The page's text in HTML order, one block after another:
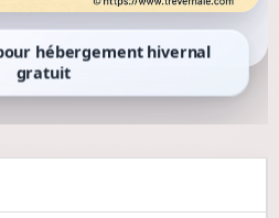
hébergement hivernal
gratuit